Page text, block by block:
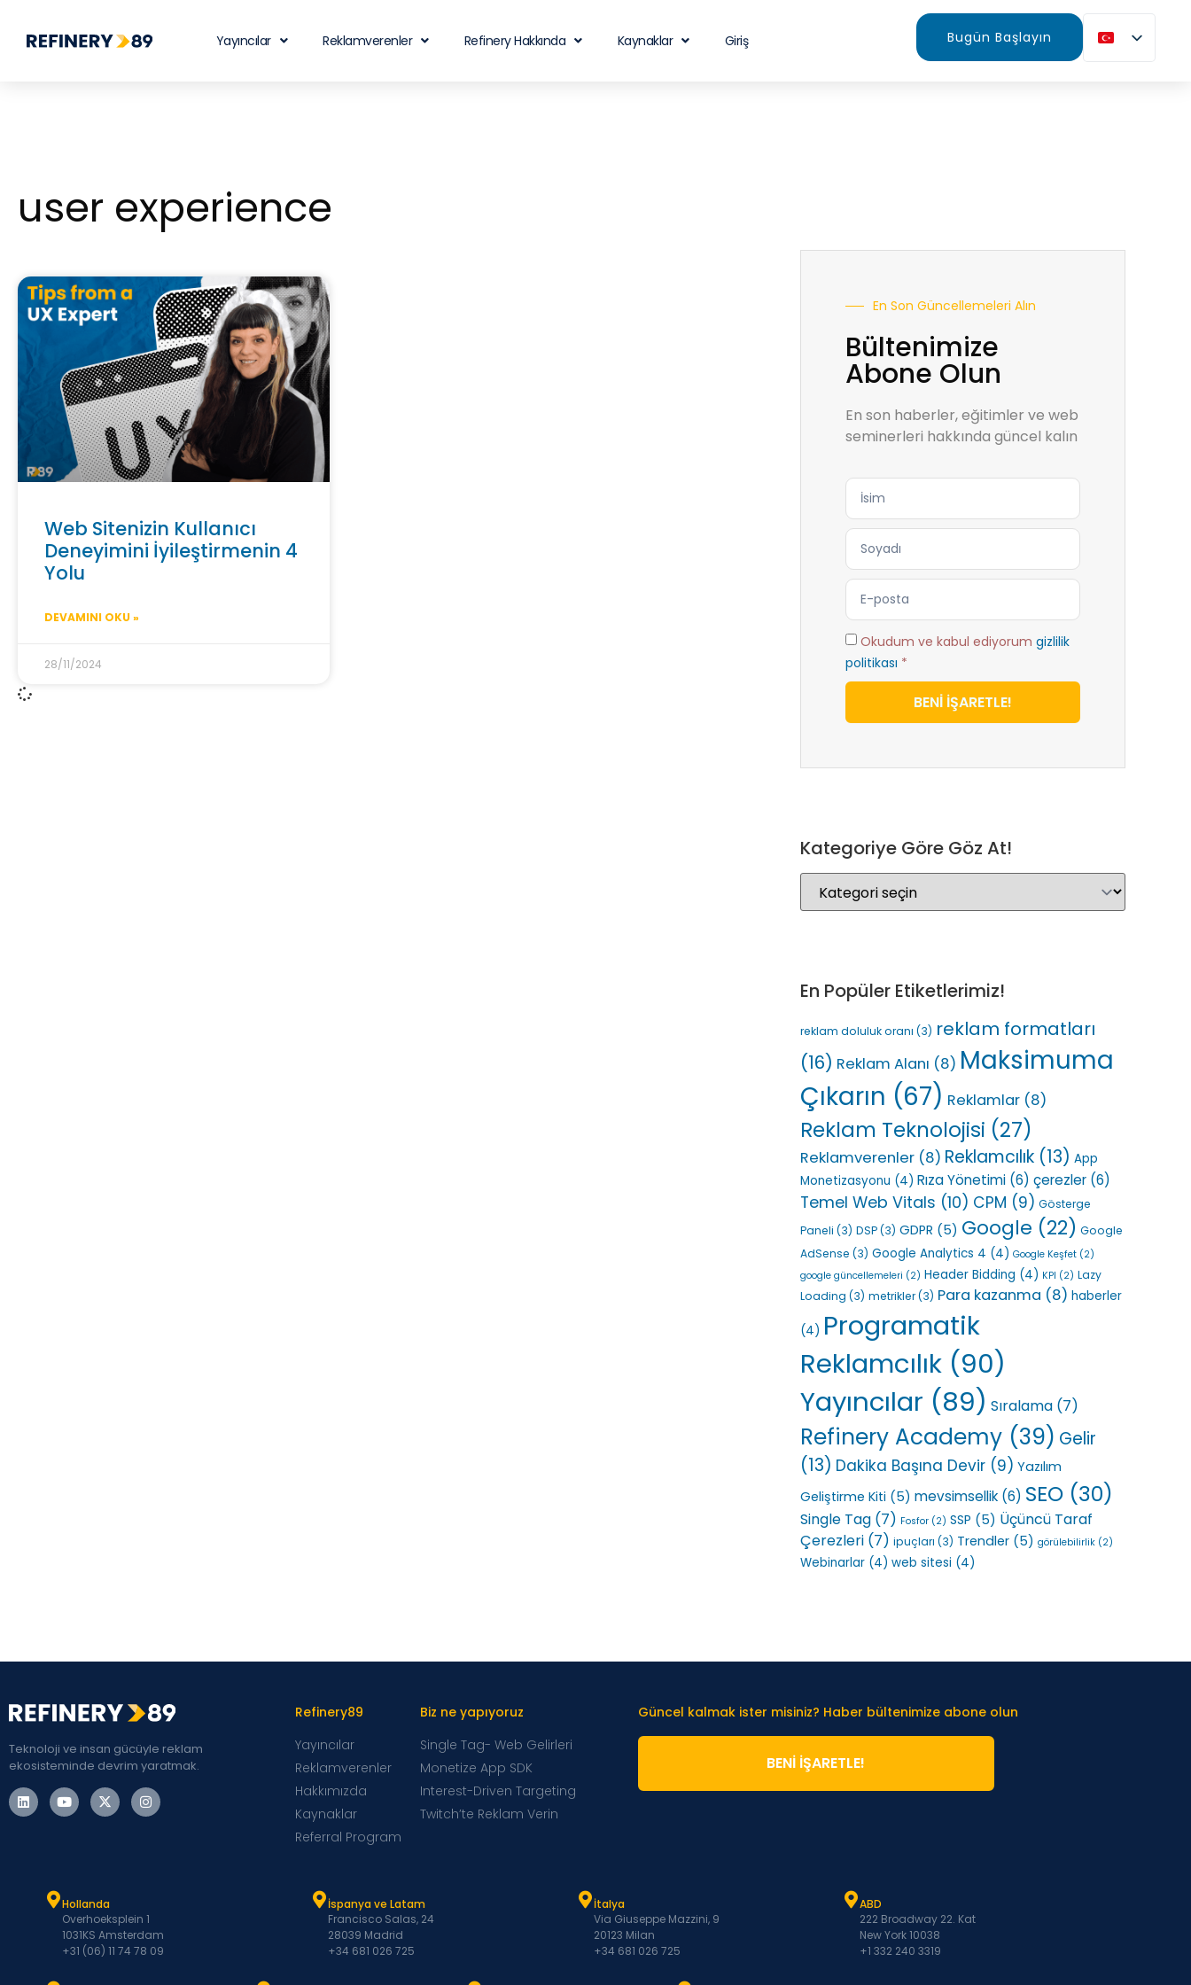
Yayıncılar Reklamverenler Refinery Hakkında Kaynaklar Giriş Bugün Başlayın
user experience
Web Sitenizin Kullanıcı
Deneyimini İyileştirmenin 4
Yolu
DEVAMINI OKU »
28/11/2024
En Son Güncellemeleri Alın
Bültenimize
Abone Olun
En son haberler, eğitimler ve web
seminerleri hakkında güncel kalın
Okudum ve kabul ediyorum gizlilik
politikası *
BENİ İŞARETLE!
Kategoriye Göre Göz At!
En Popüler Etiketlerimiz!
reklam doluluk oranı (3) reklam formatları
(16) Reklam Alanı (8) Maksimuma
Çıkarın (67) Reklamlar (8)
Reklam Teknolojisi (27)
Reklamverenler (8) Reklamcılık (13) App
Monetizasyonu (4) Rıza Yönetimi (6) çerezler (6)
Temel Web Vitals (10) CPM (9) Gösterge
Paneli (3) DSP(3) GDPR (5) Google (22) Google
AdSense (3) Google Analytics 4 (4) Google Keşfet (2)
google güncellemeleri (2) Header Bidding (4) KPI (2) Lazy
Loading (3) metrikler(3) Para kazanma (8) haberler
(4) Programatik
Reklamcılık (90)
Yayıncılar (89) Sıralama (7)
Refinery Academy (39) Gelir
(13) Dakika Başına Devir (9) Yazılım
Geliştirme Kiti (5) mevsimsellik (6) SEO (30)
Single Tag (7) Fosfor (2) SSP (5) Üçüncü Taraf
Çerezleri (7) ipuçları (3) Trendler (5) görülebilirlik (2)
Webinarlar (4) web sitesi (4)
Teknoloji ve insan gücüyle reklam
ekosisteminde devrim yaratmak.
Refinery89
Yayıncılar
Reklamverenler
Hakkımızda
Kaynaklar
Referral Program
Biz ne yapıyoruz
Single Tag- Web Gelirleri
Monetize App SDK
Interest-Driven Targeting
Twitch’te Reklam Verin
Güncel kalmak ister misiniz? Haber bültenimize abone olun
BENİ İŞARETLE!
Hollanda
Overhoeksplein 1
1031KS Amsterdam
+31 (06) 11 74 78 09
İspanya ve Latam
Francisco Salas, 24
28039 Madrid
+34 681 026 725
İtalya
Via Giuseppe Mazzini, 9
20123 Milan
+34 681 026 725
ABD
222 Broadway 22. Kat
New York 10038
+1 332 240 3319